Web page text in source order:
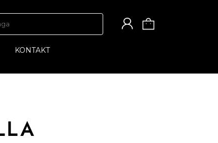
KONTAKT